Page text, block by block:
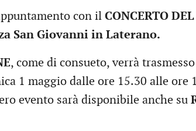
con il CONCERTO
San Giovanni in Laterano.
, come di consueto, verrà
1 maggio dalle ore 15.30 alle ore
evento sarà disponibile anche su